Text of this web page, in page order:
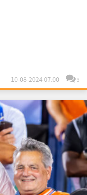
10-08-2024 07:00 3